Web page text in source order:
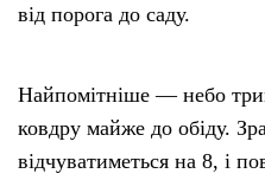
від порога до саду.
Найпомітніше — небо
ковдру майже до обіду.
відчуватиметься на 8, і